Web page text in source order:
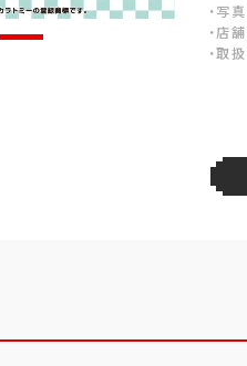
・写
・店
・取